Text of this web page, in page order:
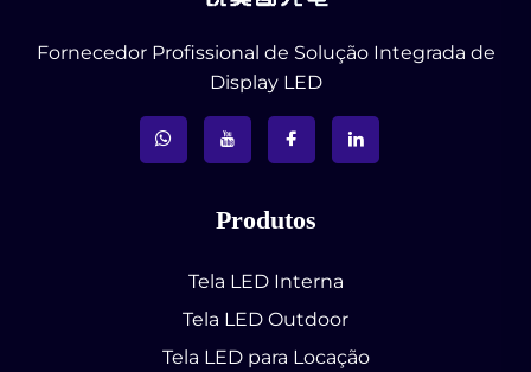
Fornecedor Profissional de Solução Integrada de
Display LED
Produtos
Tela LED Interna
Tela LED Outdoor
Tela LED para Locação